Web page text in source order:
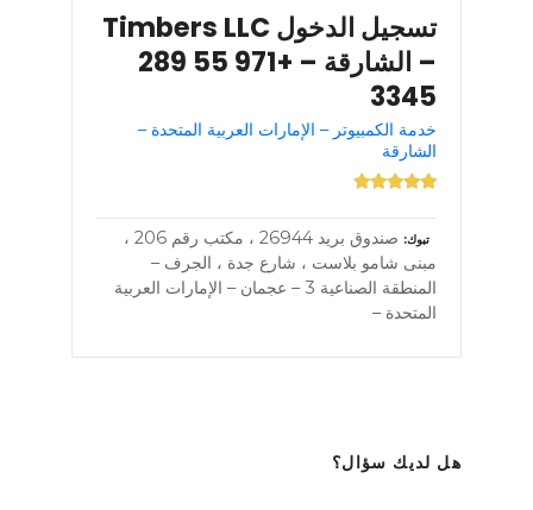
تسجيل الدخول Timbers LLC
– الشارقة – +971 55 289
3345
خدمة الكمبيوتر – الإمارات العربية المتحدة –
الشارقة
تبوك
صندوق بريد 26944 ، مكتب رقم 206 ،
مبنى شامو بلاست ، شارع جدة ، الجرف –
المنطقة الصناعية 3 – عجمان – الإمارات العربية
المتحدة –
هل لديك سؤال؟